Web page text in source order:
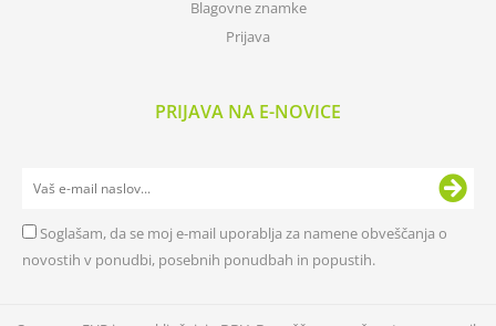
Blagovne znamke
Prijava
PRIJAVA NA E-NOVICE
Soglašam, da se moj e-mail uporablja za namene obveščanja o
novostih v ponudbi, posebnih ponudbah in popustih.